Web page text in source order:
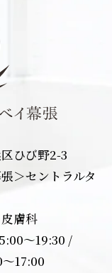
ひび野2-3
＞セントラルタ
膚科
〜19:30 /
17:00